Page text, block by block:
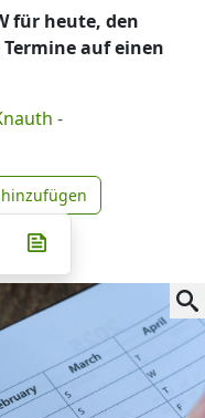
für heute, den
auf einen
-
zu Google
auf Whatsapp
Teilen auf Telegram
teilen
Post auf X